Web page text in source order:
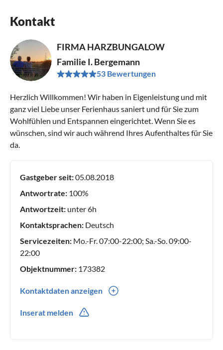
Kontakt
FIRMA HARZBUNGALOW
Familie I. Bergemann
53 Bewertungen
Herzlich Willkommen! Wir haben in Eigenleistung und mit
ganz viel Liebe unser Ferienhaus saniert und für Sie zum
Wohlfühlen und Entspannen eingerichtet. Wenn Sie es
wünschen, sind wir auch während Ihres Aufenthaltes für Sie
da.
Gastgeber seit:05.08.2018
Antwortrate: 100%
Antwortzeit: unter 6h
Kontaktsprachen: Deutsch
Servicezeiten: Mo.-Fr. 07:00-22:00; Sa.-So. 09:00-
22:00
Objektnummer: 173382
Kontaktdaten anzeigen
Inserat melden